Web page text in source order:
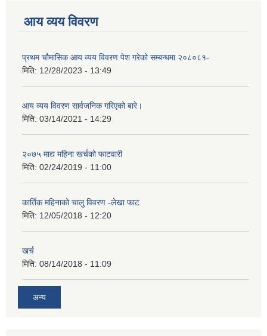
आय व्यय विवरण
प्रथम चौमासिक आय व्यय विवरण पेश गरेको सम्बन्धमा २०८०८१-
मिति: 12/28/2023 - 13:49
आय व्यय विवरण सार्वजनिक गरिएको बारे।
मिति: 03/14/2021 - 14:29
२०७५ माद्य महिना खर्चको फाटवारी
मिति: 02/24/2019 - 11:00
कार्तिक महिनाको चालु विवरण -लेखा फाट
मिति: 12/05/2018 - 12:20
खर्च
मिति: 08/14/2018 - 11:09
अन्य